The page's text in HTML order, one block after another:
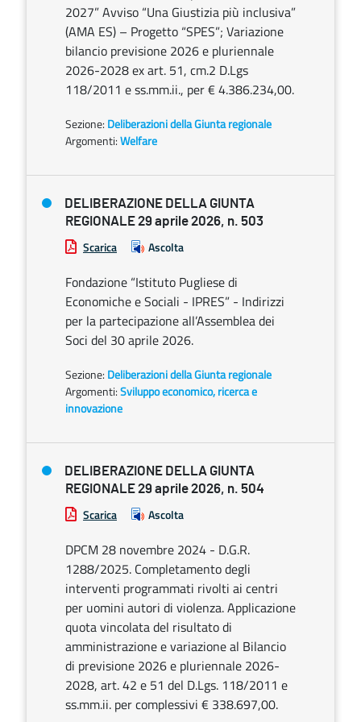
2027” Avviso “Una Giustizia più inclusiva”
(AMA ES) – Progetto “SPES”; Variazione
bilancio previsione 2026 e pluriennale
2026-2028 ex art. 51, cm.2 D.Lgs
118/2011 e ss.mm.ii., per € 4.386.234,00.
Sezione: Deliberazioni della Giunta regionale
Argomenti:Welfare
DELIBERAZIONE DELLA GIUNTA
REGIONALE 29 aprile 2026, n. 503
Scarica Ascolta
Fondazione “Istituto Pugliese di
Economiche e Sociali - IPRES” - Indirizzi
per la partecipazione all’Assemblea dei
Soci del 30 aprile 2026.
Sezione: Deliberazioni della Giunta regionale
Argomenti:Sviluppo economico, ricerca e
innovazione
DELIBERAZIONE DELLA GIUNTA
REGIONALE 29 aprile 2026, n. 504
Scarica Ascolta
DPCM 28 novembre 2024 - D.G.R.
1288/2025. Completamento degli
interventi programmati rivolti ai centri
per uomini autori di violenza. Applicazione
quota vincolata del risultato di
amministrazione e variazione al Bilancio
di previsione 2026 e pluriennale 2026-
2028, art. 42 e 51 del D.Lgs. 118/2011 e
ss.mm.ii. per complessivi € 338.697,00.